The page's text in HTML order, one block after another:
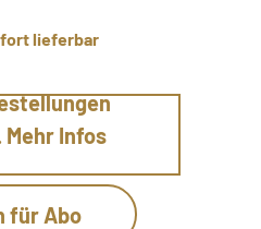
lieferbar
Infos
für Abo